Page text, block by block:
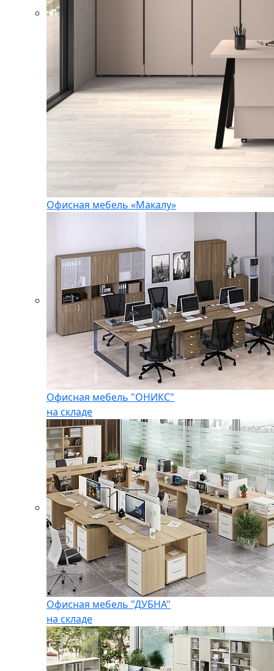
Офисная мебель «Макалу»
Офисная мебель "ОНИКС"
на складе
Офисная мебель "ДУБНА"
на складе